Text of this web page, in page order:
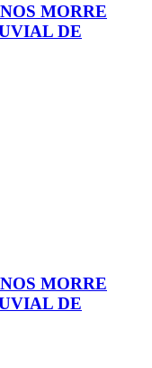
MORRE
DE
MORRE
DE